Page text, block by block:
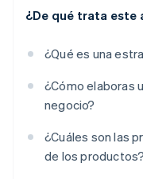
¿De qué trata este
¿Qué es una
¿Cómo elaboras
negocio?
¿Cuáles son las
de los productos?